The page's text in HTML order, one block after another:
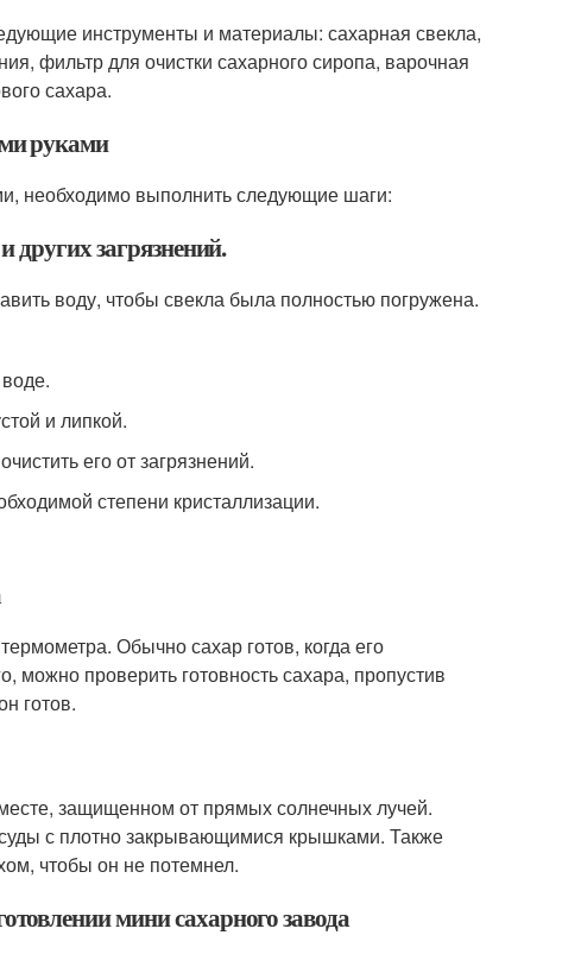
инструменты и материалы: сахарная свекла,
фильтр для очистки сахарного сиропа, варочная
сахара.
руками
необходимо выполнить следующие шаги:
других загрязнений.
воду, чтобы свекла была полностью погружена.
и липкой.
его от загрязнений.
степени кристаллизации.
Обычно сахар готов, когда его
можно проверить готовность сахара, пропустив
готов.
защищенном от прямых солнечных лучей.
с плотно закрывающимися крышками. Также
чтобы он не потемнел.
мини сахарного завода